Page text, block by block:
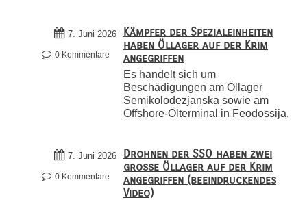
7. Juni 2026
0 Kommentare
Kämpfer der Spezialeinheiten
haben Öllager auf der Krim
angegriffen
Es handelt sich um
Beschädigungen am Öllager
Semikolodezjanska sowie am
Offshore-Ölterminal in Feodossija.
7. Juni 2026
0 Kommentare
Drohnen der SSO haben zwei
große Öllager auf der Krim
angegriffen (beeindruckendes
Video)